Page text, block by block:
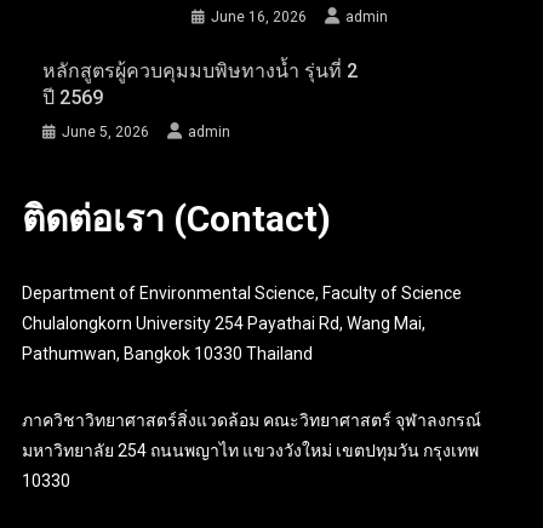
June 16, 2026 admin
หลักสูตรผู้ควบคุมมบพิษทางน้ำ รุ่นที่ 2
ปี 2569
June 5, 2026 admin
ติดต่อเรา (Contact)
Department of Environmental Science, Faculty of Science
Chulalongkorn University 254 Payathai Rd, Wang Mai,
Pathumwan, Bangkok 10330 Thailand
ภาควิชาวิทยาศาสตร์สิ่งแวดล้อม คณะวิทยาศาสตร์ จุฬาลงกรณ์
มหาวิทยาลัย 254 ถนนพญาไท แขวงวังใหม่ เขตปทุมวัน กรุงเทพ
10330